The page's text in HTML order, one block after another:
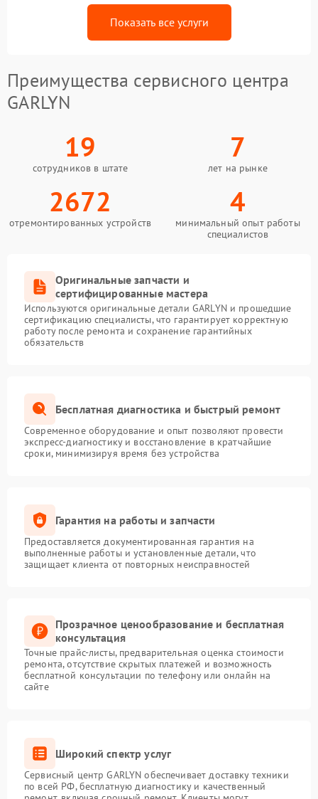
Показать все услуги
Преимущества сервисного центра
GARLYN
19
сотрудников в штате
7
лет на рынке
2672
отремонтированных устройств
4
минимальный опыт работы
специалистов
Оригинальные запчасти и
сертифицированные мастера
Используются оригинальные детали GARLYN и прошедшие
сертификацию специалисты, что гарантирует корректную
работу после ремонта и сохранение гарантийных
обязательств
Бесплатная диагностика и быстрый ремонт
Современное оборудование и опыт позволяют провести
экспресс-диагностику и восстановление в кратчайшие
сроки, минимизируя время без устройства
Гарантия на работы и запчасти
Предоставляется документированная гарантия на
выполненные работы и установленные детали, что
защищает клиента от повторных неисправностей
Прозрачное ценообразование и бесплатная
консультация
Точные прайс-листы, предварительная оценка стоимости
ремонта, отсутствие скрытых платежей и возможность
бесплатной консультации по телефону или онлайн на
сайте
Широкий спектр услуг
Сервисный центр GARLYN обеспечивает доставку техники
по всей РФ, бесплатную диагностику и качественный